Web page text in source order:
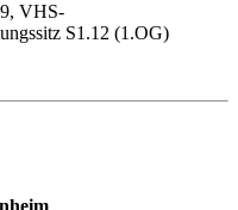
VHS-
S1.12 (1.OG)